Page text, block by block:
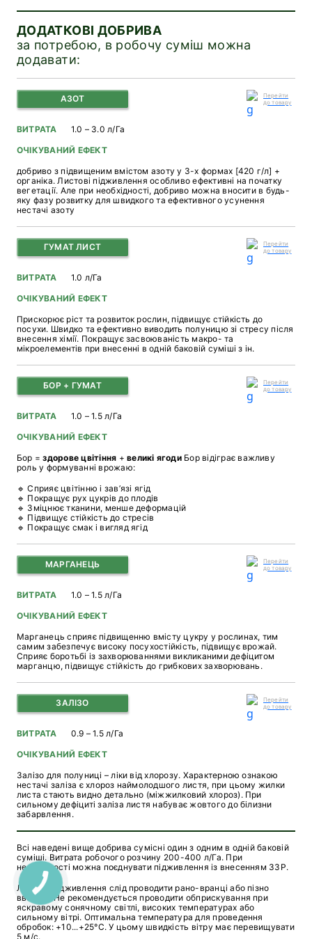
ДОДАТКОВІ ДОБРИВА
за потребою, в робочу суміш можна
додавати:
АЗОТ
Перейти
до товару
ВИТРАТА
1.0 – 3.0 л/Га
ОЧІКУВАНИЙ ЕФЕКТ
добриво з підвищеним вмістом азоту у 3-х формах [420 г/л] +
органіка. Листові підживлення особливо ефективні на початку
вегетації. Але при необхідності, добриво можна вносити в будь-
яку фазу розвитку для швидкого та ефективного усунення
нестачі азоту
ГУМАТ ЛИСТ
Перейти
до товару
ВИТРАТА
1.0 л/Га
ОЧІКУВАНИЙ ЕФЕКТ
Прискорює ріст та розвиток рослин, підвищує стійкість до
посухи. Швидко та ефективно виводить полуницю зі стресу після
внесення хімії. Покращує засвоюваність макро- та
мікроелементів при внесенні в одній баковій суміші з ін.
БОР + ГУМАТ
Перейти
до товару
ВИТРАТА
1.0 – 1.5 л/Га
ОЧІКУВАНИЙ ЕФЕКТ
Бор =здорове цвітіння +великі ягодиБор відіграє важливу
роль у формуванні врожаю:
🔹 Сприяє цвітінню і зав’язі ягід
🔹 Покращує рух цукрів до плодів
🔹 Зміцнює тканини, менше деформацій
🔹 Підвищує стійкість до стресів
🔹 Покращує смак і вигляд ягід
МАРГАНЕЦЬ
Перейти
до товару
ВИТРАТА
1.0 – 1.5 л/Га
ОЧІКУВАНИЙ ЕФЕКТ
Марганець сприяє підвищенню вмісту цукру у рослинах, тим
самим забезпечує високу посухостійкість, підвищує врожай.
Сприяє боротьбі із захворюваннями викликаними дефіцитом
марганцю, підвищує стійкість до грибкових захворювань.
ЗАЛІЗО
Перейти
до товару
ВИТРАТА
0.9 – 1.5 л/Га
ОЧІКУВАНИЙ ЕФЕКТ
Залізо для полуниці – ліки від хлорозу. Характерною ознакою
нестачі заліза є хлороз наймолодшого листя, при цьому жилки
листа стають видно детально (міжжилковий хлороз). При
сильному дефіциті заліза листя набуває жовтого до білизни
забарвлення.
Всі наведені вище добрива сумісні один з одним в одній баковій
суміші. Витрата робочого розчину 200-400 л/Га. При
необхідності можна поєднувати підживлення із внесенням ЗЗР.
Листові підживлення слід проводити рано-вранці або пізно
ввечері. Не рекомендується проводити обприскування при
яскравому сонячному світлі, високих температурах або
сильному вітрі. Оптимальна температура для проведення
обробок: +10...+25°С. У цьому швидкість вітру має перевищувати
5 м/с.